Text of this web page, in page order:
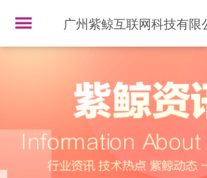
广州紫鲸互联网科技有限